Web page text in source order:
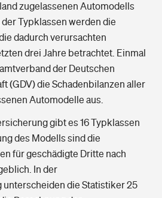
zugelassenen Automodells
Typklassen werden die
dadurch verursachten
drei Jahre betrachtet. Einmal
der Deutschen
(GDV) die Schadenbilanzen aller
Automodelle aus.
gibt es 16 Typklassen
des Modells sind die
für geschädigte Dritte nach
In der
die Statistiker 25